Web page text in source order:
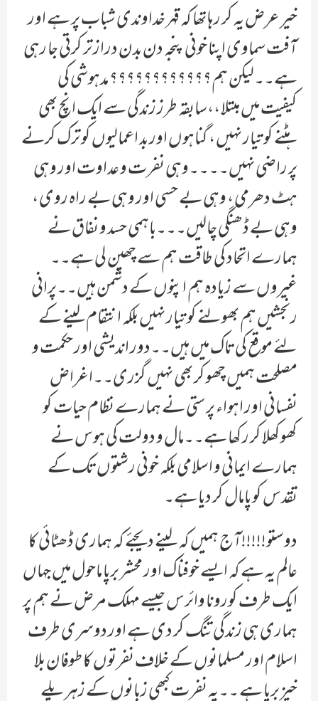
خیر عرض یہ کر رہا تھا کہ قہر خداوندی شباب پر ہے اور
آفت سماوی اپنا خونی پنجہ دن بدن دراز تر کرتی جا رہی
ہے۔۔لیکن ہم؟؟؟؟؟؟؟؟؟؟؟؟ مدہوشی کی
کیفیت میں مبتلا ،،سابقہ طرز زندگی سے ایک انچ بھی
ہٹنے کو تیار نہیں ، گناہوں اور بد اعمالیوں کو ترک کرنے
پر راضی نہیں۔۔۔۔وہی نفرت و عداوت اور وہی
ہٹ دھرمی ، وہی بے حسی اور وہی بے راہ روی ،
وہی بے ڈھنگی چالیں۔۔۔باہمی حسد و نفاق نے
ہمارے اتحاد کی طاقت ہم سے چھین لی ہے۔۔
غیروں سے زیادہ ہم اپنوں کے دشمن ہیں۔۔پرانی
رنجشیں ہم بھولنے کو تیار نہیں بلکہ انتقام لینے کے
لئے موقع کی تاک میں ہیں۔۔دور اندیشی اور حکمت و
مصلحت ہمیں چھو کر بھی نہیں گزری۔۔اغراض
نفسانی اور اہواء پرستی نے ہمارے نظام حیات کو
کھوکھلا کر رکھا ہے۔۔مال و دولت کی ہوس نے
ہمارے ایمانی و اسلامی بلکہ خونی رشتوں تک کے
تقدس کو پامال کر دیا ہے۔
دوستو!!!!!آج ہمیں کہ لینے دیجئے کہ ہماری ڈھٹائی کا
عالم یہ ہے کہ ایسے خوفناک اور محشر برپا ماحول میں جہاں
ایک طرف کورونا وائرس جیسے مہلک مرض نے ہم پر
ہماری ہی زندگی تنگ کر دی ہے اور دوسری طرف
اسلام اور مسلمانوں کے خلاف نفرتوں کا طوفان بلا
خیز برپا ہے ۔۔یہ نفرت کبھی زبانوں کے زہریلے